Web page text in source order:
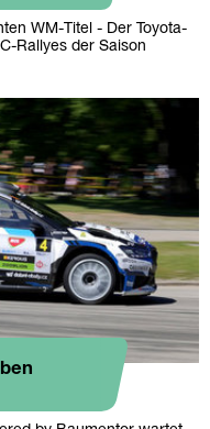
WM-Titel - Der Toyota-
Rallyes der Saison